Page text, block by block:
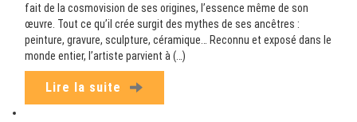
fait de la cosmovision de ses origines, l’essence même de son
œuvre. Tout ce qu’il crée surgit des mythes de ses ancêtres :
peinture, gravure, sculpture, céramique… Reconnu et exposé dans le
monde entier, l’artiste parvient à (…)
Lire la suite